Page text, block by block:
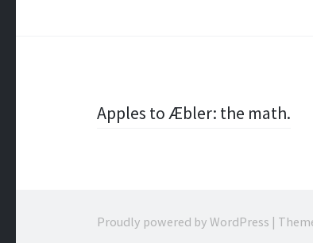
PostApples to Æbler: the math.
Proudly powered by WordPress |